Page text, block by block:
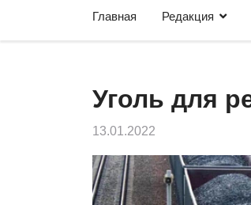
Главная Редакция
Уголь для
13.01.2022